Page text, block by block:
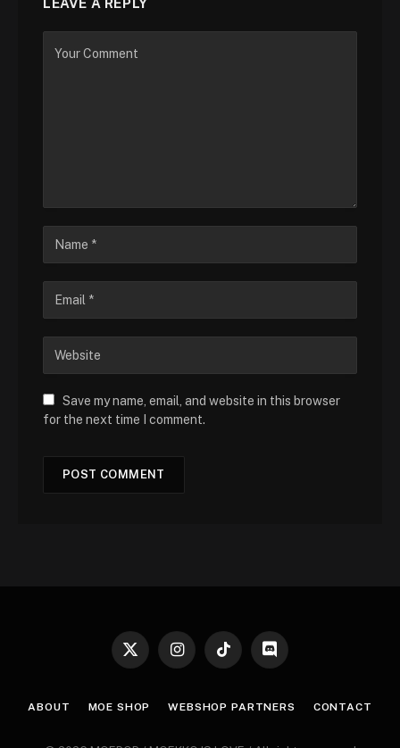
Save my name, email, and website in this browser
for the next time I comment.
X
InstagramTikTok Discord
ABOUT MOE SHOP WEBSHOP PARTNERS CONTACT